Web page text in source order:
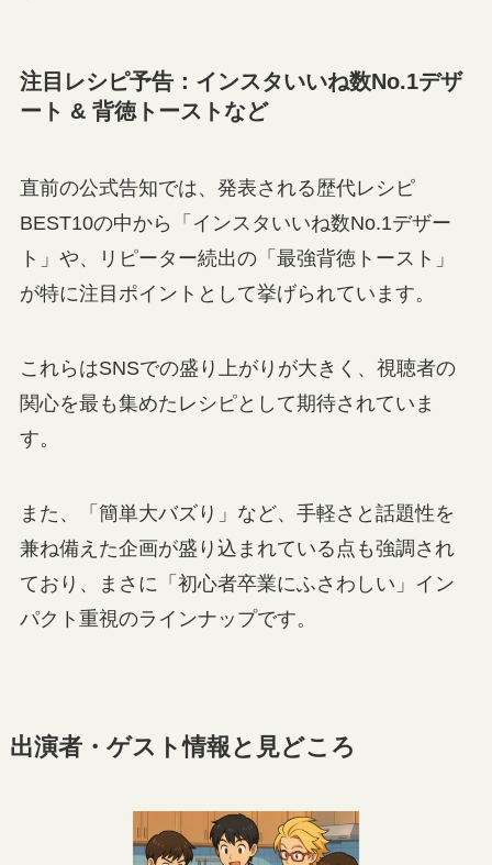
注目レシピ予告：インスタいいね数No.1デザ
ート & 背徳トーストなど
直前の公式告知では、発表される歴代レシピ
BEST10の中から「インスタいいね数No.1デザー
ト」や、リピーター続出の「最強背徳トースト」
が特に注目ポイントとして挙げられています。
これらはSNSでの盛り上がりが大きく、視聴者の
関心を最も集めたレシピとして期待されていま
す。
また、「簡単大バズり」など、手軽さと話題性を
兼ね備えた企画が盛り込まれている点も強調され
ており、まさに「初心者卒業にふさわしい」イン
パクト重視のラインナップです。
出演者・ゲスト情報と見どころ